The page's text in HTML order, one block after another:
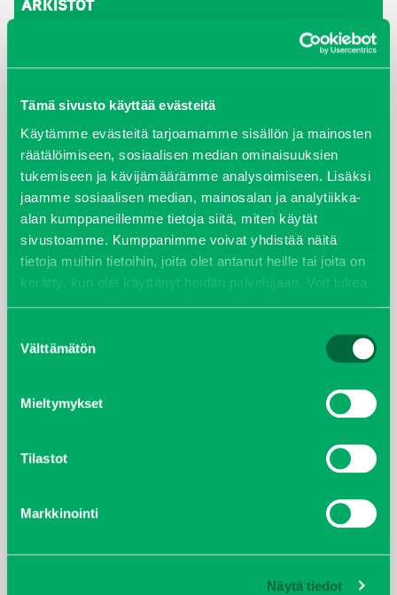
Tämä sivusto käyttää evästeitä
Käytämme evästeitä tarjoamamme sisällön ja mainosten
räätälöimiseen, sosiaalisen median ominaisuuksien
tukemiseen ja kävijämäärämme analysoimiseen. Lisäksi
jaamme sosiaalisen median, mainosalan ja analytiikka-
alan kumppaneillemme tietoja siitä, miten käytät
sivustoamme. Kumppanimme voivat yhdistää näitä
tietoja muihin tietoihin, joita olet antanut heille tai joita on
kerätty, kun olet käyttänyt heidän palvelujaan. Voit lukea
lisää evästeistä sekä muuttaa hyväksyntääsievästeet
valinta
Välttämätön
Mieltymykset
Tilastot
Markkinointi
Näytä tiedot
ARKISTOT
syyskuu 2023
joulukuu 2022
huhtikuu 2022
helmikuu 2022
joulukuu 2021
lokakuu 2021
kesäkuu 2021